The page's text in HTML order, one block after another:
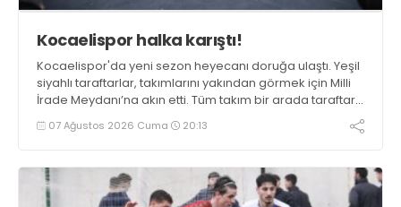
Kocaelispor halka karıştı!
Kocaelispor'da yeni sezon heyecanı doruğa ulaştı. Yeşil
siyahlı taraftarlar, takımlarını yakından görmek için Milli
İrade Meydanı’na akın etti. Tüm takım bir arada taraftarı
ile fotoğraf verdi.
07 Ağustos 2026 Cuma 20:13